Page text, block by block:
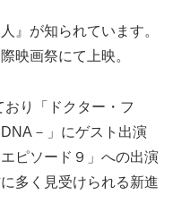
』が知られています。
映画祭にて上映。
り「ドクター・フ
－」にゲスト出演
ピソード９」への出演
多く見受けられる新進